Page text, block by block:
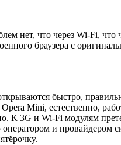
нет, что через Wi-Fi, что
браузера с
быстро,
Mini, естественно,
К 3G и Wi-Fi модулям
и провайдером